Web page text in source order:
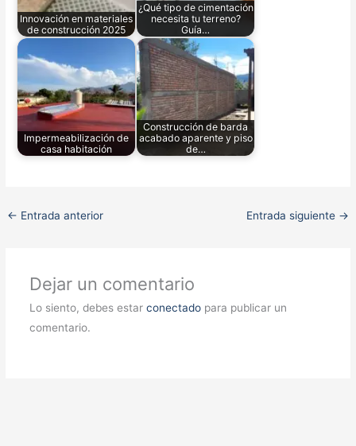
Innovación en materiales
de construcción 2025
¿Qué tipo de cimentación
necesita tu terreno?
Guía…
Impermeabilización de
casa habitación
Construcción de barda
acabado aparente y piso
de…
← Entrada anterior Entrada siguiente →
Dejar un comentario
Lo siento, debes estar conectadopara publicar un
comentario.